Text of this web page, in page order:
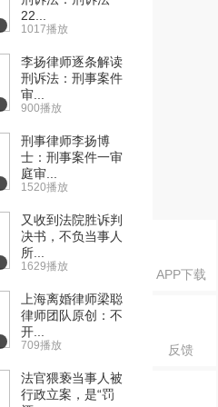
APP下载
反馈
22...
1017播放
李扬律师逐条解读
刑诉法：刑事案件
审...
900播放
刑事律师李扬博
士：刑事案件一审
庭审...
1520播放
又收到法院胜诉判
决书，不负当事人
所...
1629播放
上海离婚律师梁聪
律师团队原创：不
开...
709播放
法官猥亵当事人被
行政立案，是“罚